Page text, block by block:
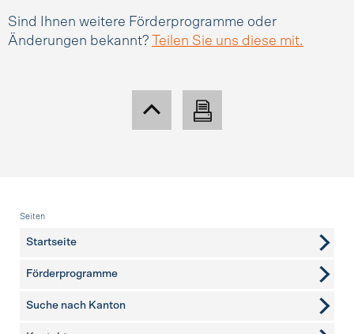
Sind Ihnen weitere Förderprogramme oder
Änderungen bekannt?
Teilen Sie uns diese mit.
Fusszeile
Seiten
Startseite
Förderprogramme
Suche nach Kanton